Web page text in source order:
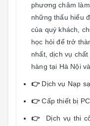
phương châm
những thấu hiểu
của quý khách,
học hỏi để trở
nhất, dịch vụ
hàng tại Hà Nội
👉 Dịch vụ Nạp
👉Cấp thiết bị
👉 Dịch vụ thi